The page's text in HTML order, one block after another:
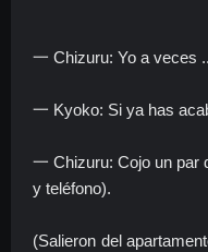
一 Chizuru: Yo a veces
一 Kyoko: Si ya has
一 Chizuru: Cojo un par
y teléfono).
(Salieron del